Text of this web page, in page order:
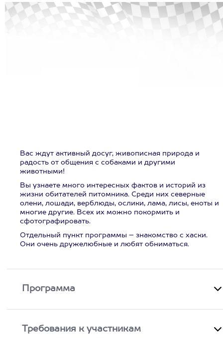
Вас ждут активный досуг, живописная природа и
радость от общения с собаками и другими
животными!
Вы узнаете много интересных фактов и историй из
жизни обитателей питомника. Среди них северные
олени, лошади, верблюды, ослики, лама, лисы, еноты и
многие другие. Всех их можно покормить и
сфотографировать.
Отдельный пункт программы – знакомство с хаски.
Они очень дружелюбные и любят обниматься.
Программа
Требования к участникам